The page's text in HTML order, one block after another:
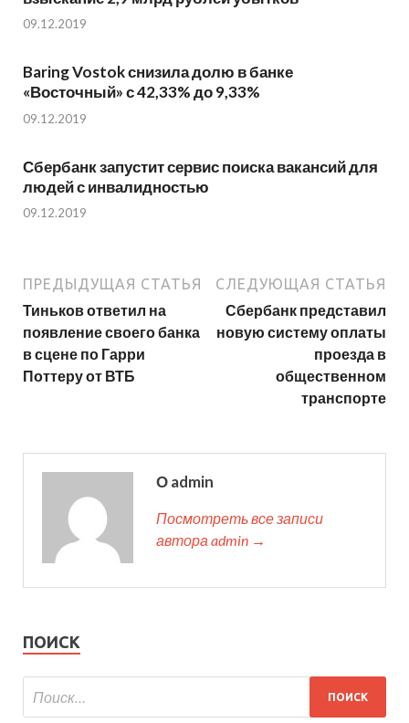
09.12.2019
Baring Vostok снизила долю в банке
«Восточный» с 42,33% до 9,33%
09.12.2019
Сбербанк запустит сервис поиска вакансий для
людей с инвалидностью
09.12.2019
ПРЕДЫДУЩАЯ СТАТЬЯ
Тиньков ответил на
появление своего банка
в сцене по Гарри
Поттеру от ВТБ
СЛЕДУЮЩАЯ СТАТЬЯ
Сбербанк представил
новую систему оплаты
проезда в
общественном
транспорте
О admin
Посмотреть все записи
автора admin →
ПОИСК